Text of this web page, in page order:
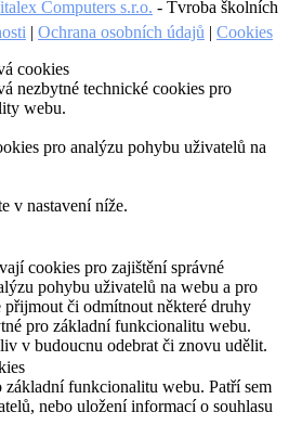
Computers s.r.o. - Tvroba školních
| Ochrana osobních údajů | Cookies
cookies
nezbytné technické cookies pro
webu.
pro analýzu pohybu uživatelů na
v nastavení níže.
cookies pro zajištění správné
pohybu uživatelů na webu a pro
přijmout či odmítnout některé druhy
pro základní funkcionalitu webu.
v budoucnu odebrat či znovu udělit.
základní funkcionalitu webu. Patří sem
nebo uložení informací o souhlasu